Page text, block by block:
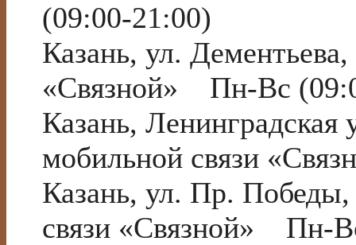
(09:00-21:00)
Казань, ул.
«Связной» Пн-Вс
Казань,
мобильной связи
Казань, ул. Пр.
связи «Связной» Пн-